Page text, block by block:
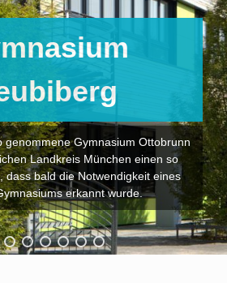
genommene Gymnasium Ottobrunn
Landkreis München einen so
dass bald die Notwendigkeit eines
erkannt wurde.